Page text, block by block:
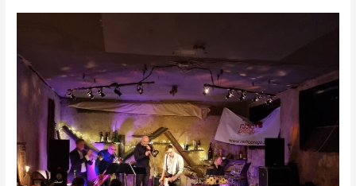
praskim
Składem
Butelek
gościliśmy
kwintet
Janusza
Zdunka.
To